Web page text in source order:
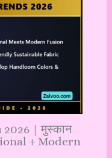
| मुस्कान
+ Modern